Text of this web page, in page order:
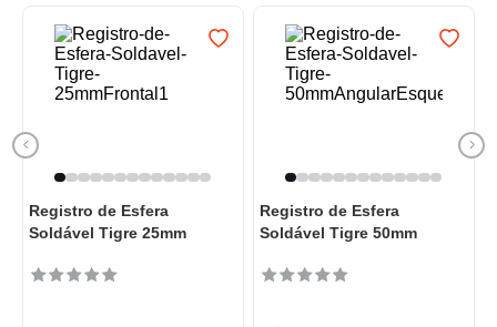
Registro de Esfera
Soldável Tigre 25mm
Registro de Esfera
Soldável Tigre 50mm